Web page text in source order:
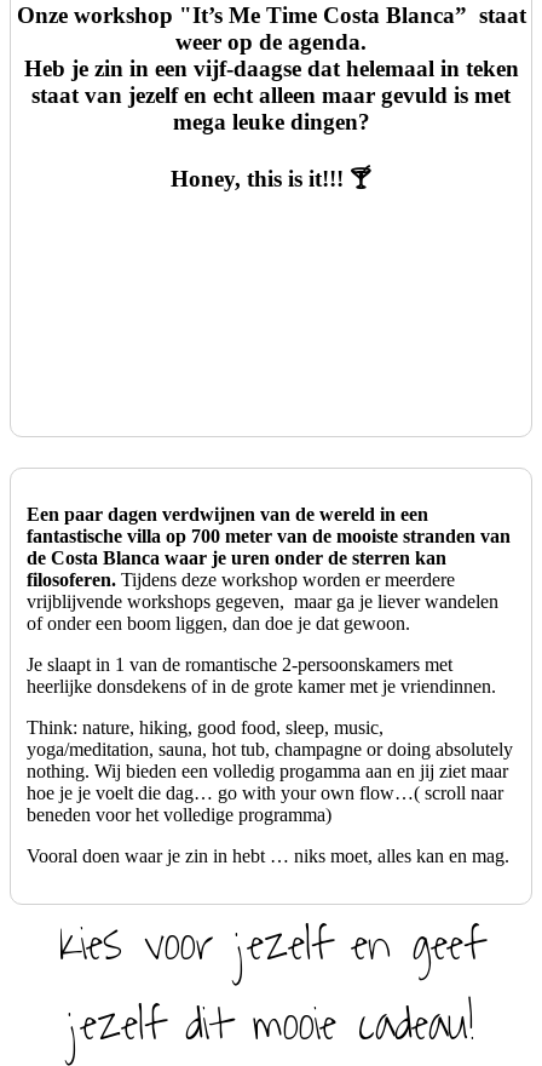
Onze workshop "It’s Me Time Costa Blanca” staat
weer op de agenda.
Heb je zin in een vijf-daagse dat helemaal in teken
staat van jezelf en echt alleen maar gevuld is met
mega leuke dingen?
Honey, this is it!!! 🍸
Een paar dagen verdwijnen van de wereld in een
fantastische villa op 700 meter van de mooiste stranden van
de Costa Blanca waar je uren onder de sterren kan
filosoferen. Tijdens deze workshop worden er meerdere
vrijblijvende workshops gegeven, maar ga je liever wandelen
of onder een boom liggen, dan doe je dat gewoon.
Je slaapt in 1 van de romantische 2-persoonskamers met
heerlijke donsdekens of in de grote kamer met je vriendinnen.
Think: nature, hiking, good food, sleep, music,
yoga/meditation, sauna, hot tub, champagne or doing absolutely
nothing. Wij bieden een volledig progamma aan en jij ziet maar
hoe je je voelt die dag… go with your own flow…( scroll naar
beneden voor het volledige programma)
Vooral doen waar je zin in hebt … niks moet, alles kan en mag.
Kies voor jezelf en geef
jezelf dit mooie cadeau!